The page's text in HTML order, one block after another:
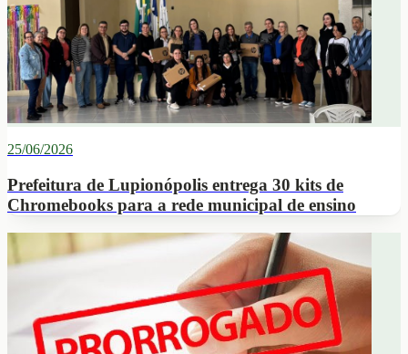
25/06/2026
Prefeitura de Lupionópolis entrega 30 kits de
Chromebooks para a rede municipal de ensino